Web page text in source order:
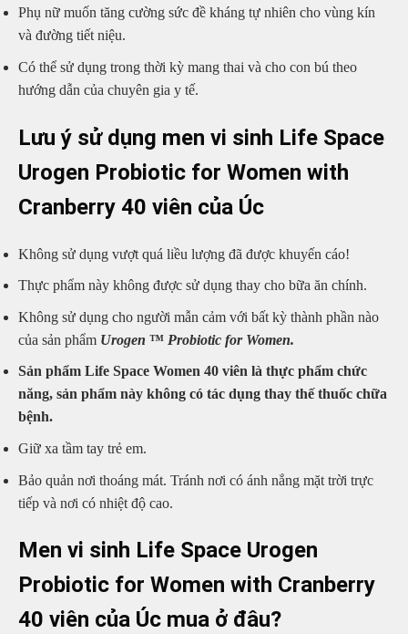
Phụ nữ muốn tăng cường sức đề kháng tự nhiên cho vùng kín
và đường tiết niệu.
Có thể sử dụng trong thời kỳ mang thai và cho con bú theo
hướng dẫn của chuyên gia y tế.
Lưu ý sử dụng men vi sinh Life Space
Urogen Probiotic for Women with
Cranberry 40 viên của Úc
Không sử dụng vượt quá liều lượng đã được khuyến cáo!
Thực phẩm này không được sử dụng thay cho bữa ăn chính.
Không sử dụng cho người mẫn cảm với bất kỳ thành phần nào
của sản phẩm Urogen ™ Probiotic for Women.
Sản phẩm Life Space Women 40 viên là thực phẩm chức
năng, sản phẩm này không có tác dụng thay thế thuốc chữa
bệnh.
Giữ xa tầm tay trẻ em.
Bảo quản nơi thoáng mát. Tránh nơi có ánh nắng mặt trời trực
tiếp và nơi có nhiệt độ cao.
Men vi sinh Life Space Urogen
Probiotic for Women with Cranberry
40 viên của Úc mua ở đâu?